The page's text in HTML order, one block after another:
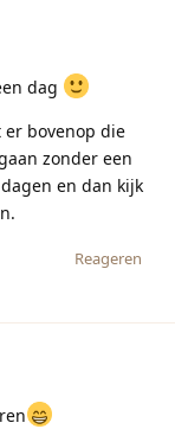
dag
er bovenop die
zonder een
en dan kijk
Reageren